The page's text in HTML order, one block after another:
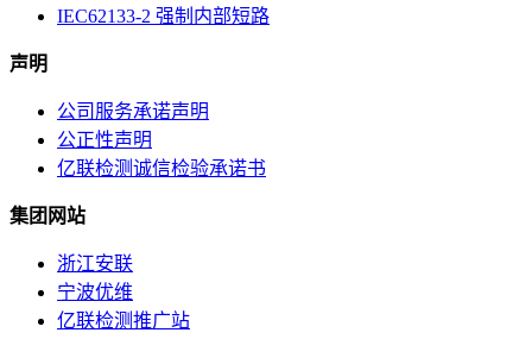
IEC62133-2 强制内部短路
声明
公司服务承诺声明
公正性声明
亿联检测诚信检验承诺书
集团网站
浙江安联
宁波优维
亿联检测推广站